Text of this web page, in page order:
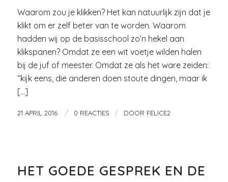
Waarom zou je klikken? Het kan natuurlijk zijn dat je
klikt om er zelf beter van te worden. Waarom
hadden wij op de basisschool zo’n hekel aan
klikspanen? Omdat ze een wit voetje wilden halen
bij de juf of meester. Omdat ze als het ware zeiden:
“kijk eens, die anderen doen stoute dingen, maar ik
[…]
21 APRIL 2016 / 0 REACTIES / DOOR FELICE2
HET GOEDE GESPREK EN DE